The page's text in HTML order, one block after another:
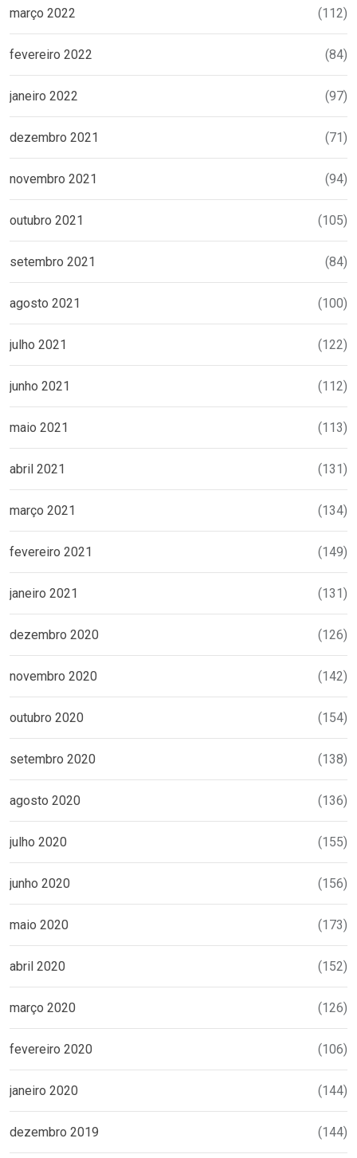
março 2022 (112)
fevereiro 2022 (84)
janeiro 2022 (97)
dezembro 2021 (71)
novembro 2021 (94)
outubro 2021 (105)
setembro 2021 (84)
agosto 2021 (100)
julho 2021 (122)
junho 2021 (112)
maio 2021 (113)
abril 2021 (131)
março 2021 (134)
fevereiro 2021 (149)
janeiro 2021 (131)
dezembro 2020 (126)
novembro 2020 (142)
outubro 2020 (154)
setembro 2020 (138)
agosto 2020 (136)
julho 2020 (155)
junho 2020 (156)
maio 2020 (173)
abril 2020 (152)
março 2020 (126)
fevereiro 2020 (106)
janeiro 2020 (144)
dezembro 2019 (144)